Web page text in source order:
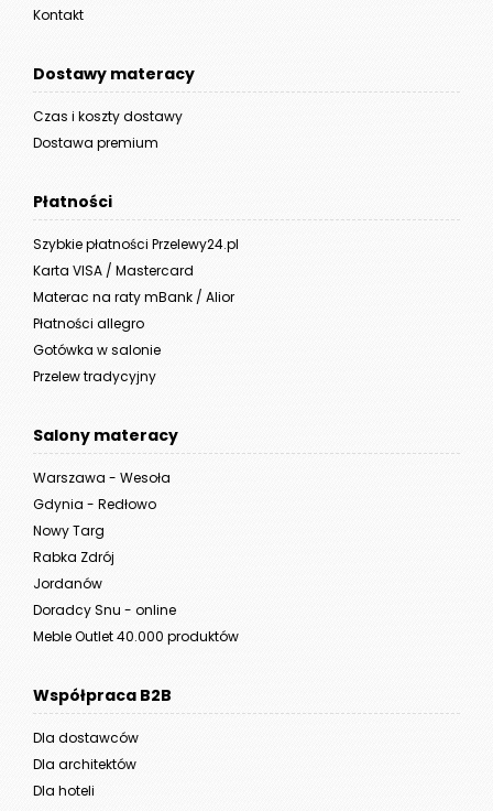
Kontakt
Dostawy materacy
Czas i koszty dostawy
Dostawa premium
Płatności
Szybkie płatności Przelewy24.pl
Karta VISA / Mastercard
Materac na raty mBank / Alior
Płatności allegro
Gotówka w salonie
Przelew tradycyjny
Salony materacy
Warszawa - Wesoła
Gdynia - Redłowo
Nowy Targ
Rabka Zdrój
Jordanów
Doradcy Snu - online
Meble Outlet 40.000 produktów
Współpraca B2B
Dla dostawców
Dla architektów
Dla hoteli